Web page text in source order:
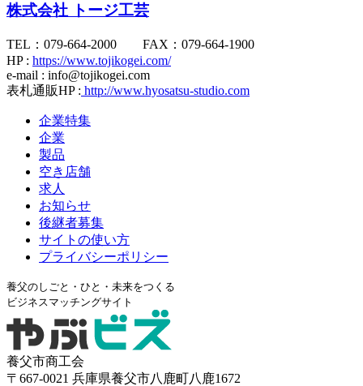
株式会社 トージ工芸
TEL：079-664-2000 FAX：079-664-1900
HP : https://www.tojikogei.com/
e-mail : info@tojikogei.com
表札通販HP : http://www.hyosatsu-studio.com
企業特集
企業
製品
空き店舗
求人
お知らせ
後継者募集
サイトの使い方
プライバシーポリシー
養父のしごと・ひと・未来をつくる
ビジネスマッチングサイト
養父市商工会
〒667-0021 兵庫県養父市八鹿町八鹿1672